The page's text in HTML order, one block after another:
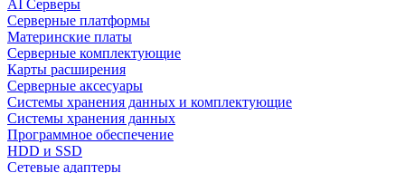
AI Серверы
Серверные платформы
Материнские платы
Серверные комплектующие
Карты расширения
Серверные аксесуары
Системы хранения данных и комплектующие
Системы хранения данных
Программное обеспечение
HDD и SSD
Сетевые адаптеры